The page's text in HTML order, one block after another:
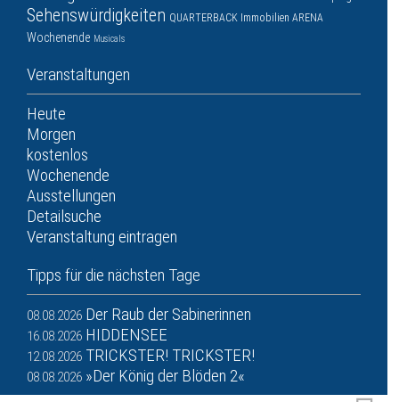
Sehenswürdigkeiten QUARTERBACK Immobilien ARENA
Wochenende Musicals
Veranstaltungen
Heute
Morgen
kostenlos
Wochenende
Ausstellungen
Detailsuche
Veranstaltung eintragen
Tipps für die nächsten Tage
08.08.2026 Der Raub der Sabinerinnen
16.08.2026 HIDDENSEE
12.08.2026 TRICKSTER! TRICKSTER!
08.08.2026 »Der König der Blöden 2«